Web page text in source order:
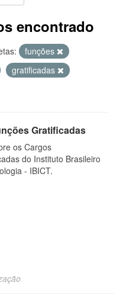
encontrado
funções
gratificadas
Gratificadas
os Cargos
do Instituto Brasileiro
- IBICT.